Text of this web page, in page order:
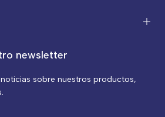
newsletter
sobre nuestros productos,